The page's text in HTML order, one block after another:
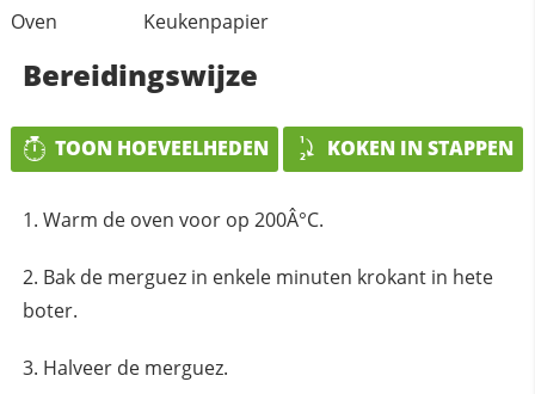
Oven
Keukenpapier
Bereidingswijze
TOON HOEVEELHEDEN KOKEN IN STAPPEN
Warm de oven voor op 200Â°C.
Bak de merguez in enkele minuten krokant in hete
boter.
Halveer de merguez.